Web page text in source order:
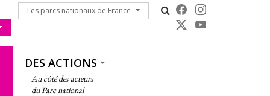
Les parcs nationaux de France
Les parcs nationaux de France
DES ACTIONS
Au côté des acteurs
du Parc national